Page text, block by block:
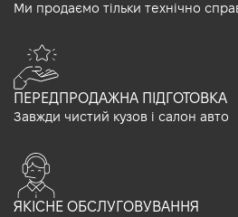
Ми продаємо тільки технічно
ПЕРЕДПРОДАЖНА ПІДГОТОВКА
Завжди чистий кузов і салон авто
ЯКІСНЕ ОБСЛУГОВУВАННЯ